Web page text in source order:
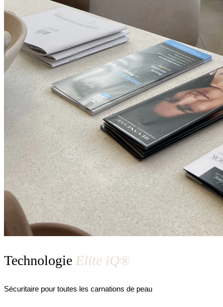
Technologie Elite iQ®
Sécuritaire pour toutes les carnations de peau